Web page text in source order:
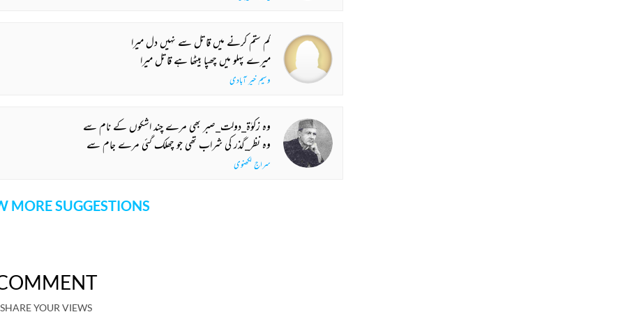
کم ستم کرنے میں قاتل سے نہیں دل میرا
میرے پہلو میں چھپا بیٹھا ہے قاتل میرا
وسیم خیر آبادی
وہ زکوٰۃ_دولت_صبر بھی مرے چند اشکوں کے نام سے
وہ نظر_گذر کی شراب تھی جو چھلک گئی مرے جام سے
سراج لکھنوی
MORE SUGGESTIONS
SHARE YOUR VIEWS